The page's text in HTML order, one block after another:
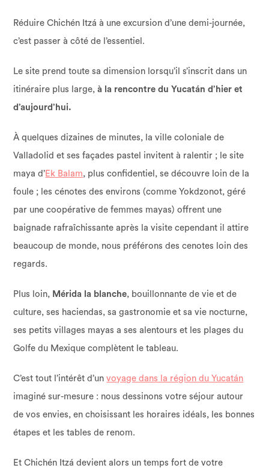
Réduire Chichén Itzá à une excursion d’une demi-journée,
c’est passer à côté de l’essentiel.
Le site prend toute sa dimension lorsqu’il s’inscrit dans un
itinéraire plus large,à la rencontre du Yucatán d’hier et
d’aujourd’hui.
À quelques dizaines de minutes, la ville coloniale de
Valladolid et ses façades pastel invitent à ralentir ; le site
maya d’Ek Balam, plus confidentiel, se découvre loin de la
foule ; les cénotes des environs (comme Yokdzonot, géré
par une coopérative de femmes mayas) offrent une
baignade rafraîchissante après la visite cependant il attire
beaucoup de monde, nous préférons des cenotes loin des
regards.
Plus loin, Mérida la blanche, bouillonnante de vie et de
culture, ses haciendas, sa gastronomie et sa vie nocturne,
ses petits villages mayas a ses alentours et les plages du
Golfe du Mexique complètent le tableau.
C’est tout l’intérêt d’unvoyage dans la région du Yucatán
imaginé sur-mesure : nous dessinons votre séjour autour
de vos envies, en choisissant les horaires idéals, les bonnes
étapes et les tables de renom.
Et Chichén Itzá devient alors un temps fort de votre